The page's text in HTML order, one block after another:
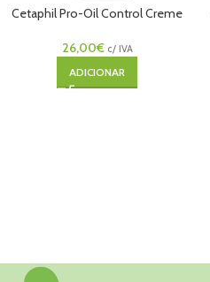
Cetaphil Pro-Oil Control Creme
26,00€ c/ IVA
ADICIONAR